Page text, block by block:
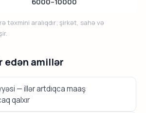
təxmini aralıqdır; şirkət, sahə və
edən amillər
— illər artdıqca maaş
qalxır